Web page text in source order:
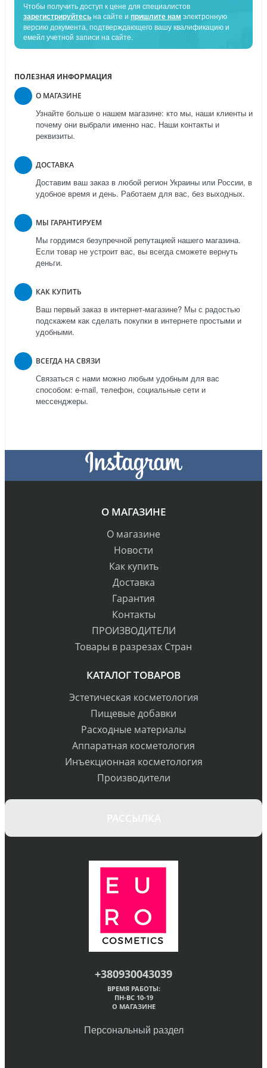
Чтобы получить доступ к цене для специалистов
зарегистрируйтесьна сайте и пришлите нам электронную
версию документа, подтверждающего вашу квалификацию и
емейл учетной записи на сайте.
ПОЛЕЗНАЯ ИНФОРМАЦИЯ
О МАГАЗИНЕ
Узнайте больше о нашем магазине: кто мы, наши клиенты и
почему они выбрали именно нас. Наши контакты и
реквизиты.
ДОСТАВКА
Доставим ваш заказ в любой регион Украины или России, в
удобное время и день. Работаем для вас, без выходных.
МЫ ГАРАНТИРУЕМ
Мы гордимся безупречной репутацией нашего магазина.
Если товар не устроит вас, вы всегда сможете вернуть
деньги.
КАК КУПИТЬ
Ваш первый заказ в интернет-магазине? Мы с радостью
подскажем как сделать покупки в интернете простыми и
удобными.
ВСЕГДА НА СВЯЗИ
Связаться с нами можно любым удобным для вас
способом: e-mail, телефон, социальные сети и
мессенджеры.
О МАГАЗИНЕ
О магазине
Новости
Как купить
Доставка
Гарантия
Контакты
ПРОИЗВОДИТЕЛИ
Товары в разрезах Стран
КАТАЛОГ ТОВАРОВ
Эстетическая косметология
Пищевые добавки
Расходные материалы
Аппаратная косметология
Инъекционная косметология
Производители
+380930043039
ВРЕМЯ РАБОТЫ:
ПН-ВС 10-19
О МАГАЗИНЕ
Персональный раздел